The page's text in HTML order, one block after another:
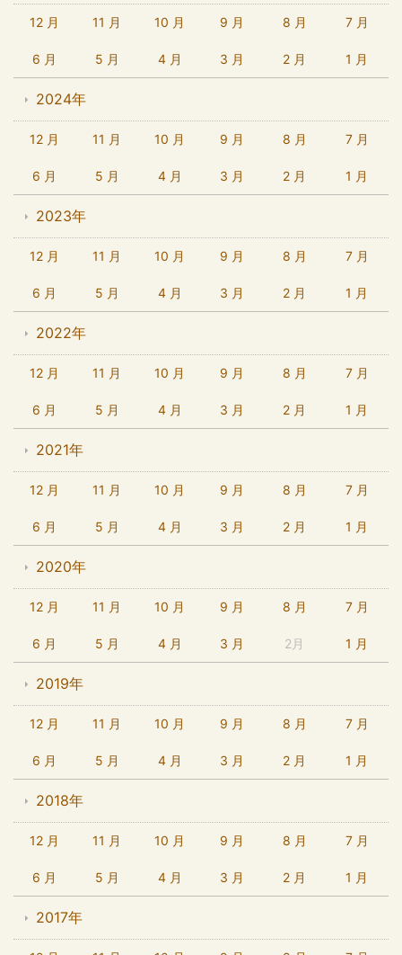
12 月 11 月 10 月 9 月 8 月 7 月
6 月 5 月 4 月 3 月 2 月 1 月
2024年
12 月 11 月 10 月 9 月 8 月 7 月
6 月 5 月 4 月 3 月 2 月 1 月
2023年
12 月 11 月 10 月 9 月 8 月 7 月
6 月 5 月 4 月 3 月 2 月 1 月
2022年
12 月 11 月 10 月 9 月 8 月 7 月
6 月 5 月 4 月 3 月 2 月 1 月
2021年
12 月 11 月 10 月 9 月 8 月 7 月
6 月 5 月 4 月 3 月 2 月 1 月
2020年
12 月 11 月 10 月 9 月 8 月 7 月
6 月 5 月 4 月 3 月 2月 1 月
2019年
12 月 11 月 10 月 9 月 8 月 7 月
6 月 5 月 4 月 3 月 2 月 1 月
2018年
12 月 11 月 10 月 9 月 8 月 7 月
6 月 5 月 4 月 3 月 2 月 1 月
2017年